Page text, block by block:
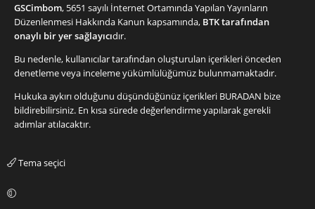
GSCimbom, 5651 sayılı İnternet Ortamında Yapılan Yayınların
Düzenlenmesi Hakkında Kanun kapsamında, BTK tarafından
onaylı bir yer sağlayıcıdır.
Bu nedenle, kullanıcılar tarafından oluşturulan içerikleri önceden
denetleme veya inceleme yükümlülüğümüz bulunmamaktadır.
Hukuka aykırı olduğunu düşündüğünüz içerikleri BURADAN bize
bildirebilirsiniz. En kısa sürede değerlendirme yapılarak gerekli
adımlar atılacaktır.
Tema seçici